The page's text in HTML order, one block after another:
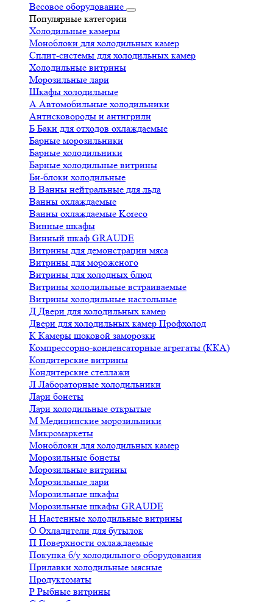
Весовое оборудование
Популярные категории
Холодильные камеры
Моноблоки для холодильных камер
Сплит-системы для холодильных камер
Холодильные витрины
Морозильные лари
Шкафы холодильные
А Автомобильные холодильники
Антисковороды и антигрили
Б Баки для отходов охлаждаемые
Барные морозильники
Барные холодильники
Барные холодильные витрины
Би-блоки холодильные
В Ванны нейтральные для льда
Ванны охлаждаемые
Ванны охлаждаемые Koreco
Винные шкафы
Винный шкаф GRAUDE
Витрины для демонстрации мяса
Витрины для мороженого
Витрины для холодных блюд
Витрины холодильные встраиваемые
Витрины холодильные настольные
Д Двери для холодильных камер
Двери для холодильных камер Профхолод
К Камеры шоковой заморозки
Компрессорно-конденсаторные агрегаты (ККА)
Кондитерские витрины
Кондитерские стеллажи
Л Лабораторные холодильники
Лари бонеты
Лари холодильные открытые
М Медицинские морозильники
Микромаркеты
Моноблоки для холодильных камер
Морозильные бонеты
Морозильные витрины
Морозильные лари
Морозильные шкафы
Морозильные шкафы GRAUDE
Н Настенные холодильные витрины
О Охладители для бутылок
П Поверхности охлаждаемые
Покупка б/у холодильного оборудования
Прилавки холодильные мясные
Продуктоматы
Р Рыбные витрины